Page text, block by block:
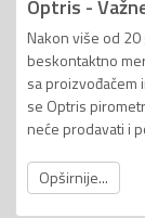
Optris -
Nakon više od
beskontaktno
sa proizvođačem
se Optris
neće prodavati i
Opširnije...